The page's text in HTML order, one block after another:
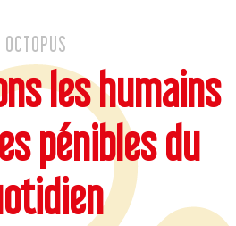
OCTOPUS
les humains
pénibles du